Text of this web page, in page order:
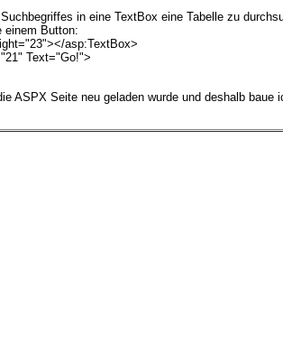
in eine TextBox eine Tabelle zu
einem Button:
asp:TextBox>
Text="Go!">
ASPX Seite neu geladen wurde und deshalb baue